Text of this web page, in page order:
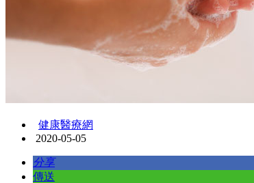
健康醫療網
2020-05-05
分享
傳送